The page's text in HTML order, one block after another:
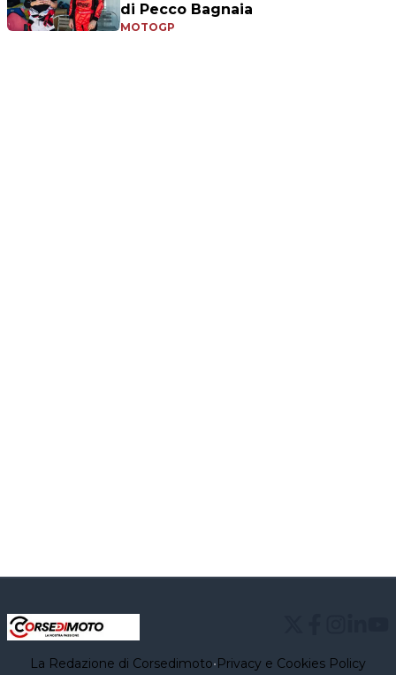
di Pecco Bagnaia
MOTOGP
La Redazione di Corsedimoto•Privacy e Cookies Policy